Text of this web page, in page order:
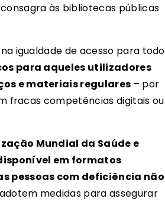
consagra às bibliotecas públicas
igualdade de acesso para
para aqueles utilizadores
e materiais regulares – por
fracas competências digitais ou
Mundial da Saúde e
em formatos
pessoas com deficiência não
medidas para assegurar